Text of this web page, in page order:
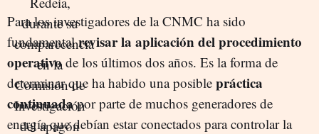
Para los investigadores de la CNMC ha sido
fundamentalrevisar la aplicación del procedimiento
operativo de los últimos dos años. Es la forma de
determinar que ha habido una posible práctica
continuadapor parte de muchos generadores de
energía que debían estar conectados para controlar la